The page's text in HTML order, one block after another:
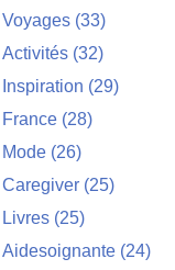
Voyages (33)
Activités (32)
Inspiration (29)
France (28)
Mode (26)
Caregiver (25)
Livres (25)
Aidesoignante (24)